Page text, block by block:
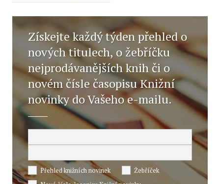
Získejte každý týden přehled o
nových titulech, o žebříčku
nejprodávanějších knih či o
novém čísle časopisu Knižní
novinky do Vašeho e-mailu.
Přehled knižních novinek
Žebříček